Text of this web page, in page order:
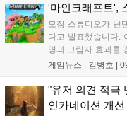
쇼핑몰에서 진행된
'마인크래프트',
모장 스튜디오가 닌
다고 발표했습니다.
명과 그림자 효과를
다. 기존 월드 이관
그래픽 옵션이 제한
게임뉴스 | 김병호
"유저 의견 적극
인카네이션 개